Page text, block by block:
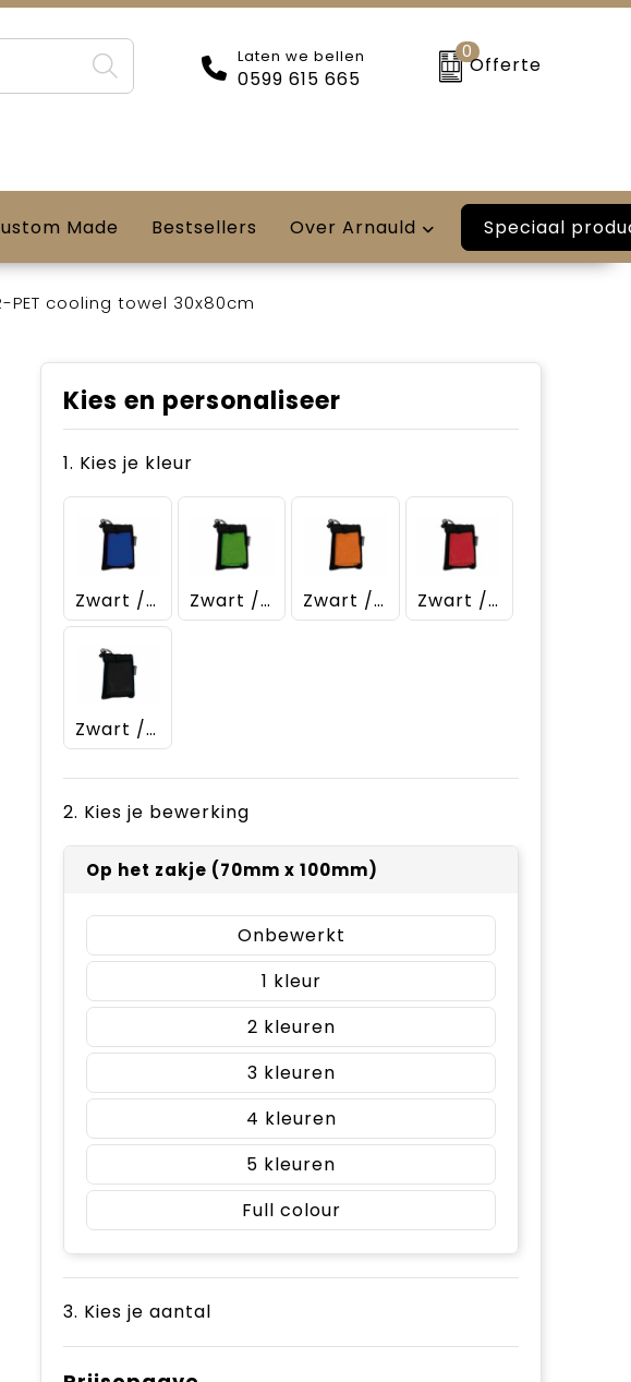
Laten we bellen
0599 615 665
0
Offerte
Made Bestsellers Over Arnauld Speciaal
PET cooling towel 30x80cm
Kies en personaliseer
1. Kies je kleur
Zwart / Blauw Zwart / Lichtgroen Zwart / Oranje Zwart / Rood
Zwart / Zwart
2. Kies je bewerking
Op het zakje (70mm x 100mm)
Onbewerkt
1
2
3
4
5
Full colour
3. Kies je aantal